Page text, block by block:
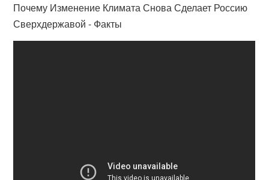
Почему Изменение Климата Снова Сделает Россию
Сверхдержавой - Факты